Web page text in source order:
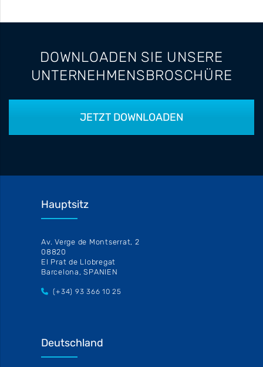
DOWNLOADEN SIE UNSERE
UNTERNEHMENSBROSCHÜRE
JETZT DOWNLOADEN
Hauptsitz
Av. Verge de Montserrat, 2
08820
El Prat de Llobregat
Barcelona, SPANIEN
(+34) 93 366 10 25
Deutschland